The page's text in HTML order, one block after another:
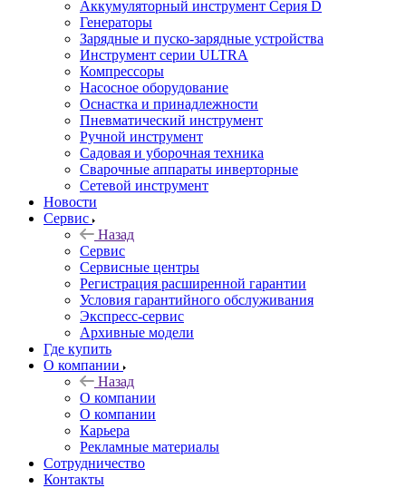
Аккумуляторный инструмент Серия D
Генераторы
Зарядные и пуско-зарядные устройства
Инструмент серии ULTRA
Компрессоры
Насосное оборудование
Оснастка и принадлежности
Пневматический инструмент
Ручной инструмент
Садовая и уборочная техника
Сварочные аппараты инверторные
Сетевой инструмент
Новости
Сервис
Назад
Сервис
Сервисные центры
Регистрация расширенной гарантии
Условия гарантийного обслуживания
Экспресс-сервис
Архивные модели
Где купить
О компании
Назад
О компании
О компании
Карьера
Рекламные материалы
Сотрудничество
Контакты